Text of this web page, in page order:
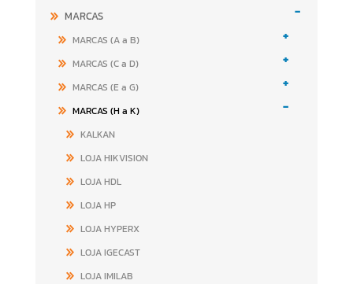
MARCAS -
MARCAS (A a B) +
MARCAS (C a D) +
MARCAS (E a G) +
MARCAS (H a K) -
KALKAN
LOJA HIKVISION
LOJA HDL
LOJA HP
LOJA HYPERX
LOJA IGECAST
LOJA IMILAB